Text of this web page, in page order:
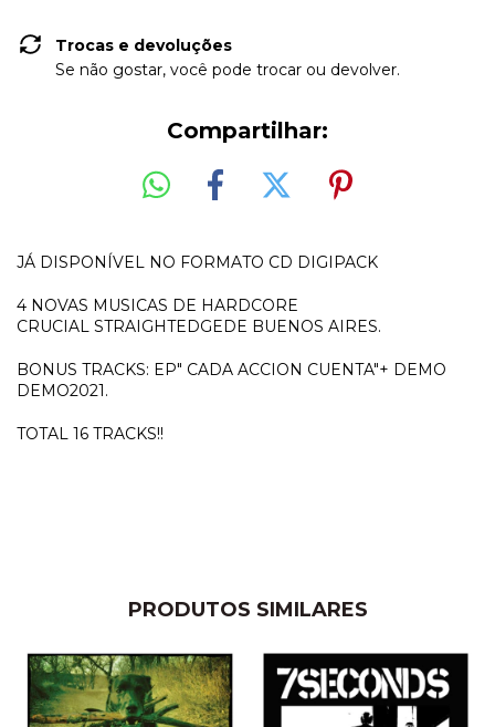
Trocas e devoluções
Se não gostar, você pode trocar ou devolver.
Compartilhar:
JÁ DISPONÍVEL NO FORMATO CD DIGIPACK
4 NOVAS MUSICAS DE HARDCORE
CRUCIAL STRAIGHTEDGEDE BUENOS AIRES.
BONUS TRACKS: EP" CADA ACCION CUENTA"+ DEMO
DEMO2021.
TOTAL 16 TRACKS!!
PRODUTOS SIMILARES